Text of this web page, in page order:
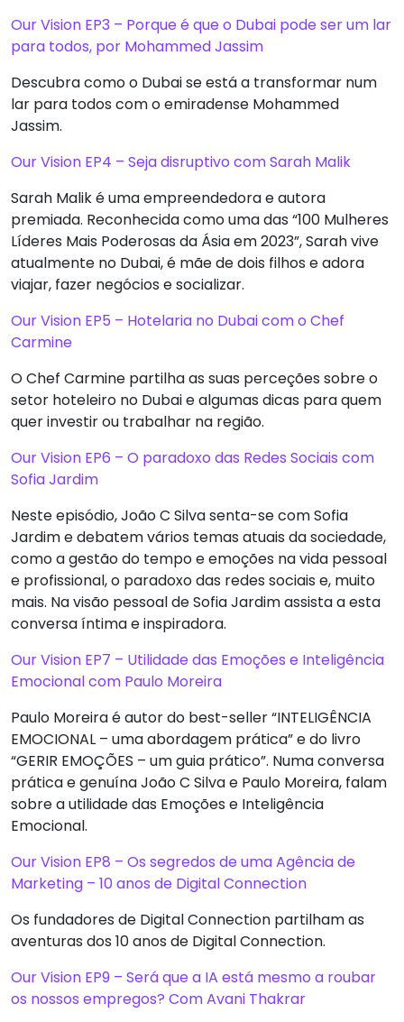
Our Vision EP3 – Porque é que o Dubai pode ser um lar
para todos, por Mohammed Jassim
Descubra como o Dubai se está a transformar num
lar para todos com o emiradense Mohammed
Jassim.
Our Vision EP4 – Seja disruptivo com Sarah Malik
Sarah Malik é uma empreendedora e autora
premiada. Reconhecida como uma das “100 Mulheres
Líderes Mais Poderosas da Ásia em 2023”, Sarah vive
atualmente no Dubai, é mãe de dois filhos e adora
viajar, fazer negócios e socializar.
Our Vision EP5 – Hotelaria no Dubai com o Chef
Carmine
O Chef Carmine partilha as suas perceções sobre o
setor hoteleiro no Dubai e algumas dicas para quem
quer investir ou trabalhar na região.
Our Vision EP6 – O paradoxo das Redes Sociais com
Sofia Jardim
Neste episódio, João C Silva senta-se com Sofia
Jardim e debatem vários temas atuais da sociedade,
como a gestão do tempo e emoções na vida pessoal
e profissional, o paradoxo das redes sociais e, muito
mais. Na visão pessoal de Sofia Jardim assista a esta
conversa íntima e inspiradora.
Our Vision EP7 – Utilidade das Emoções e Inteligência
Emocional com Paulo Moreira
Paulo Moreira é autor do best-seller “INTELIGÊNCIA
EMOCIONAL – uma abordagem prática” e do livro
“GERIR EMOÇÕES – um guia prático”. Numa conversa
prática e genuína João C Silva e Paulo Moreira, falam
sobre a utilidade das Emoções e Inteligência
Emocional.
Our Vision EP8 – Os segredos de uma Agência de
Marketing – 10 anos de Digital Connection
Os fundadores de Digital Connection partilham as
aventuras dos 10 anos de Digital Connection.
Our Vision EP9 – Será que a IA está mesmo a roubar
os nossos empregos? Com ​​Avani Thakrar